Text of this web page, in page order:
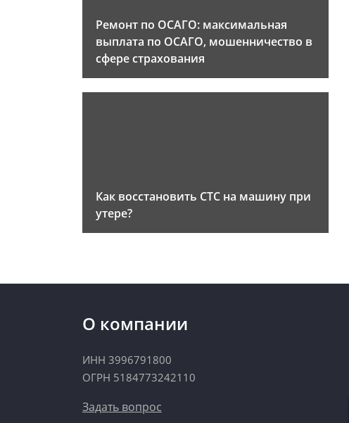
Ремонт по ОСАГО: максимальная
выплата по ОСАГО, мошенничество в
сфере страхования
Как восстановить СТС на машину при
утере?
О компании
ИНН 3996791800
ОГРН 5184773242110
Задать вопрос